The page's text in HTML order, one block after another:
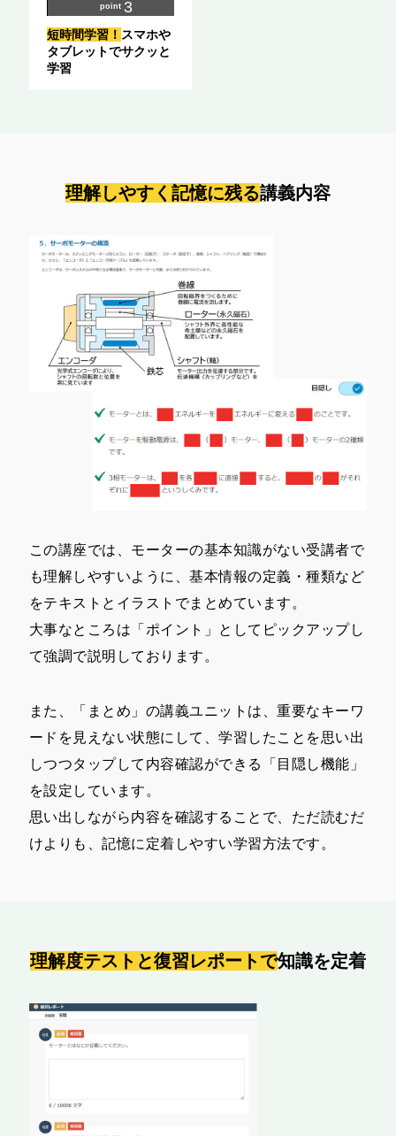
point
短時間学習！ スマホや
タブレットでサクッと
学習
理解しやすく記憶に残る講義内容
この講座では、モーターの基本知識がない受講者で
も理解しやすいように、基本情報の定義・種類など
をテキストとイラストでまとめています。
大事なところは「ポイント」としてピックアップし
て強調で説明しております。
また、「まとめ」の講義ユニットは、重要なキーワ
ードを見えない状態にして、学習したことを思い出
しつつタップして内容確認ができる「目隠し機能」
を設定しています。
思い出しながら内容を確認することで、ただ読むだ
けよりも、記憶に定着しやすい学習方法です。
理解度テストと復習レポートで知識を定着